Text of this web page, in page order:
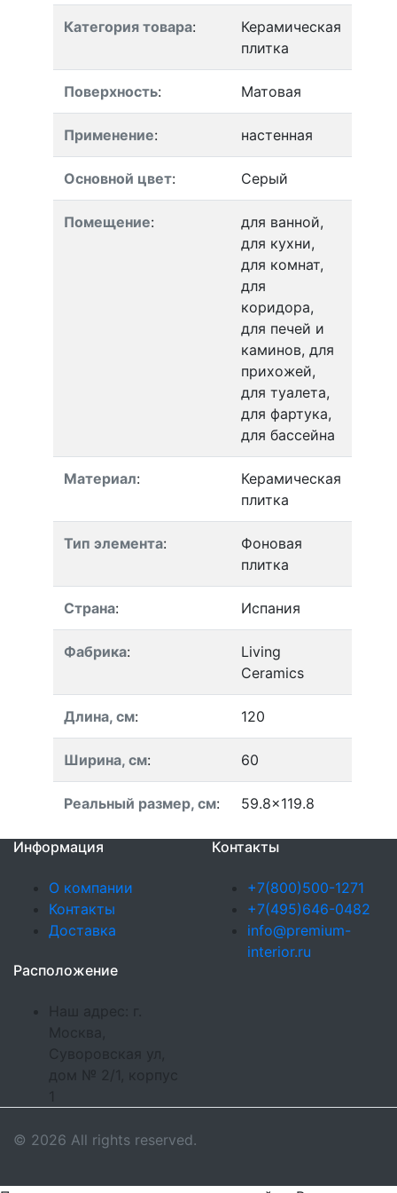
Категория товара:
Керамическая
плитка
Поверхность: Матовая
Применение: настенная
Основной цвет: Серый
Помещение:
для ванной,
для кухни,
для комнат,
для
коридора,
для печей и
каминов, для
прихожей,
для туалета,
для фартука,
для бассейна
Материал:
Керамическая
плитка
Тип элемента:
Фоновая
плитка
Страна: Испания
Фабрика:
Living
Ceramics
Длина, см: 120
Ширина, см: 60
Реальный размер, см: 59.8x119.8
Информация
О компании
Контакты
Доставка
Контакты
+7(800)500-1271
+7(495)646-0482
info@premium-
interior.ru
Расположение
Наш адрес: г.
Москва,
Суворовская ул,
дом № 2/1, корпус
© 2026 All rights reserved.